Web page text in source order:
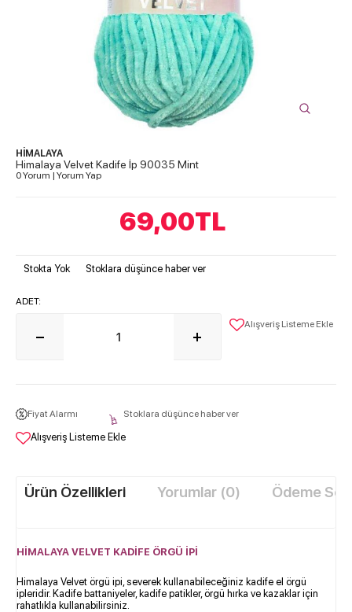
HİMALAYA
Himalaya Velvet Kadife İp 90035 Mint
0 Yorum | Yorum Yap
69,00TL
Stokta Yok Stoklara düşünce haber ver
ADET:
Alışveriş Listeme Ekle
Fiyat Alarmı Stoklara düşünce haber ver
Alışveriş Listeme Ekle
Ürün Özellikleri Yorumlar (0) Ödeme
HİMALAYA VELVET KADİFE ÖRGÜ İPİ​
Himalaya Velvet örgü ipi, severek kullanabileceğiniz kadife el örgü
ipleridir. Kadife battaniyeler, kadife patikler, örgü hırka ve kazaklar için
rahatlıkla kullanabilirsiniz.